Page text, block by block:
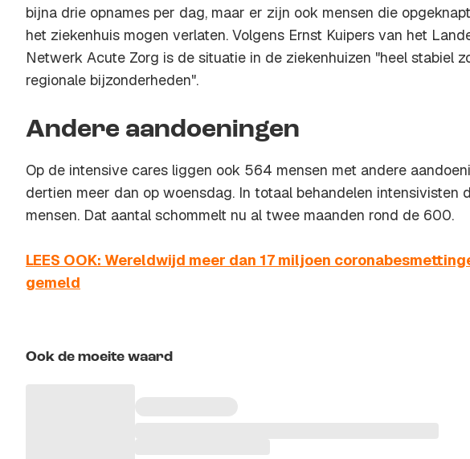
bijna drie opnames per dag, maar er zijn ook mensen die
het ziekenhuis mogen verlaten. Volgens Ernst Kuipers van het
Netwerk Acute Zorg is de situatie in de ziekenhuizen "heel stabiel
regionale bijzonderheden".
Andere aandoeningen
Op de intensive cares liggen ook 564 mensen met andere
dertien meer dan op woensdag. In totaal behandelen intensivisten
mensen. Dat aantal schommelt nu al twee maanden rond de 600.
LEES OOK: Wereldwijd meer dan 17 miljoen
gemeld
Ook de moeite waard